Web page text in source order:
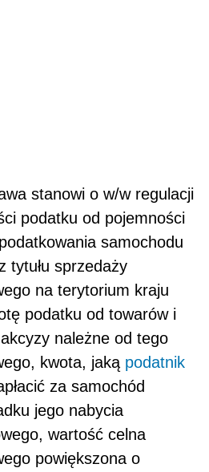
stanowi o w/w regulacji
podatku od pojemności
samochodu
tytułu sprzedaży
na terytorium kraju
podatku od towarów i
należne od tego
kwota, jaką podatnik
za samochód
jego nabycia
wartość celna
powiększona o